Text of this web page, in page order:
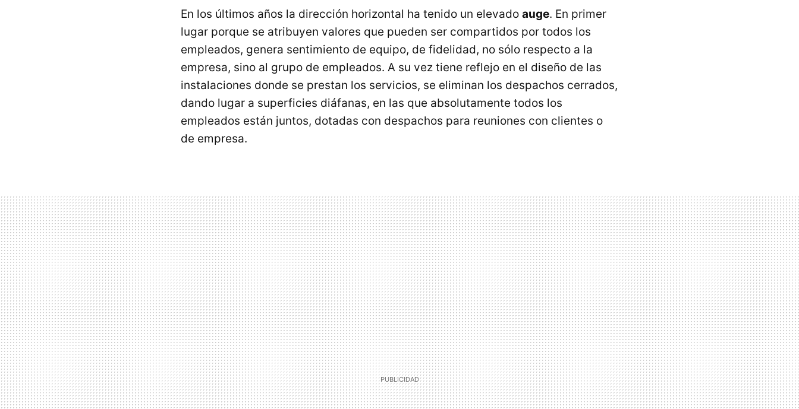
En los últimos años la dirección horizontal ha tenido un elevado auge. En primer
lugar porque se atribuyen valores que pueden ser compartidos por todos los
empleados, genera sentimiento de equipo, de fidelidad, no sólo respecto a la
empresa, sino al grupo de empleados. A su vez tiene reflejo en el diseño de las
instalaciones donde se prestan los servicios, se eliminan los despachos cerrados,
dando lugar a superficies diáfanas, en las que absolutamente todos los
empleados están juntos, dotadas con despachos para reuniones con clientes o
de empresa.